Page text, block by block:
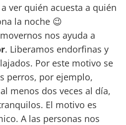
ver quién acuesta a quién
la noche 😉
nos ayuda a
. Liberamos endorfinas y
Por este motivo se
perros, por ejemplo,
menos dos veces al día,
El motivo es
A las personas nos